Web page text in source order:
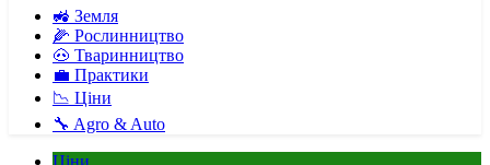
🚜 Земля
🌽 Рослинництво
🐽 Тваринництво
💼 Практики
📉 Ціни
🔧 Agro & Auto
Ціни